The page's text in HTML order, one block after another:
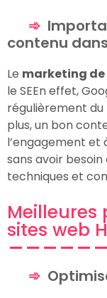
contenu dans
Le marketing
le SEEn effet,
régulièrement du
plus, un bon
l’engagement et
sans avoir
techniques et
Meilleures
sites web